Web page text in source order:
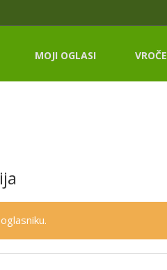
MOJI OGLASI VROČE